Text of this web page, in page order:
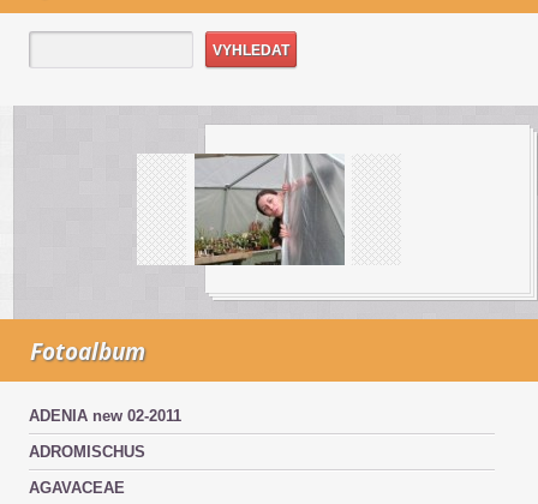
Fotoalbum
ADENIA new 02-2011
ADROMISCHUS
AGAVACEAE